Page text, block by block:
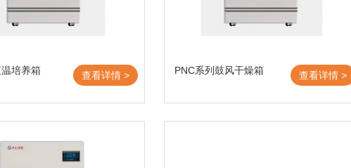
培养箱 查看详情 > PNC系列鼓风干燥箱 查看详情 >